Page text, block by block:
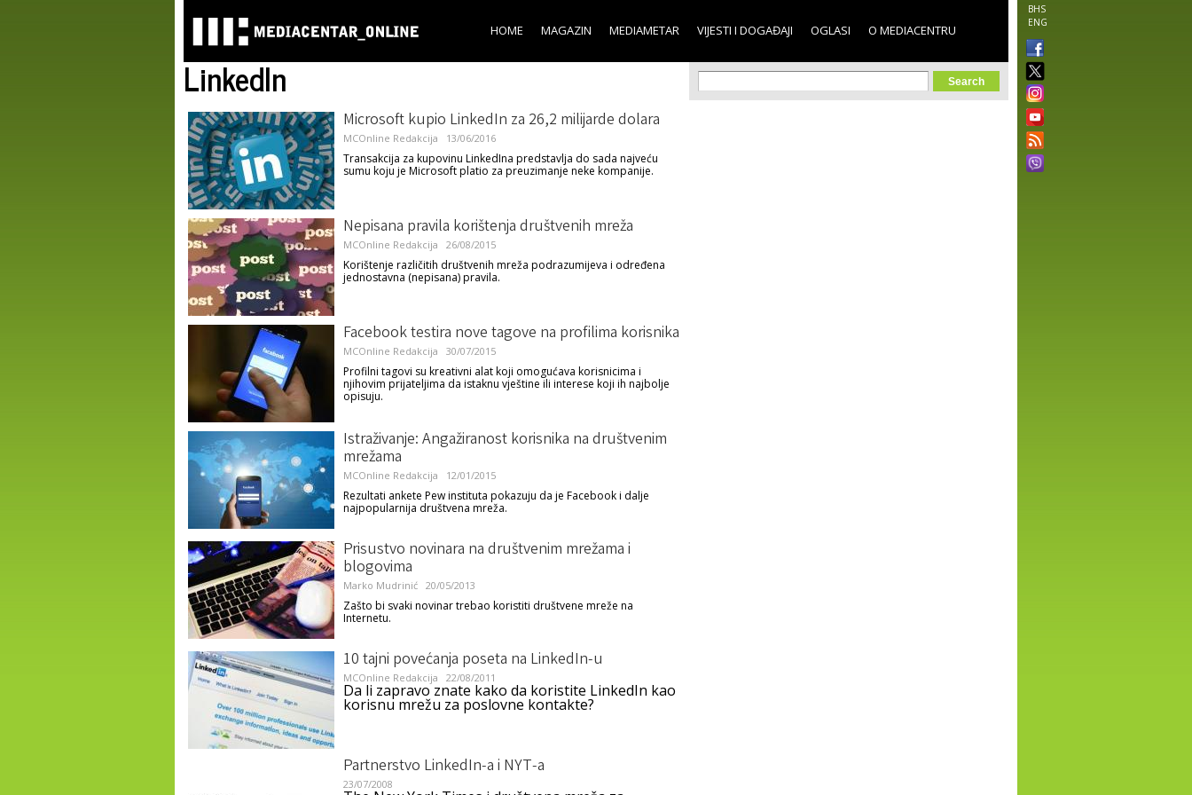
main
content
BHS
ENG
HOME MAGAZIN MEDIAMETAR VIJESTI I DOGAĐAJI OGLASI O MEDIACENTRU
LinkedIn
Microsoft kupio LinkedIn za 26,2 milijarde dolara
MCOnline Redakcija 13/06/2016
Transakcija za kupovinu LinkedIna predstavlja do sada najveću
sumu koju je Microsoft platio za preuzimanje neke kompanije.
Nepisana pravila korištenja društvenih mreža
MCOnline Redakcija 26/08/2015
Korištenje različitih društvenih mreža podrazumijeva i određena
jednostavna (nepisana) pravila.
Facebook testira nove tagove na profilima korisnika
MCOnline Redakcija 30/07/2015
Profilni tagovi su kreativni alat koji omogućava korisnicima i
njihovim prijateljima da istaknu vještine ili interese koji ih najbolje
opisuju.
Istraživanje: Angažiranost korisnika na društvenim
mrežama
MCOnline Redakcija 12/01/2015
Rezultati ankete Pew instituta pokazuju da je Facebook i dalje
najpopularnija društvena mreža.
Prisustvo novinara na društvenim mrežama i
blogovima
Marko Mudrinić 20/05/2013
Zašto bi svaki novinar trebao koristiti društvene mreže na
Internetu.
10 tajni povećanja poseta na LinkedIn-u
MCOnline Redakcija 22/08/2011
Da li zapravo znate kako da koristite LinkedIn kao
korisnu mrežu za poslovne kontakte?
Partnerstvo LinkedIn-a i NYT-a
23/07/2008
Search form
Search